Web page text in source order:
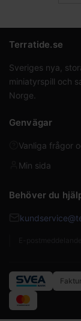
Terratide.se
Sveriges nya,
miniatyrspill och
Norge.
Genvägar
Vanliga frågor
Min sida
Behöver du